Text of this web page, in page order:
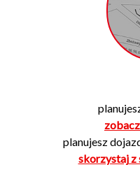
planujesz
skorzystaj z